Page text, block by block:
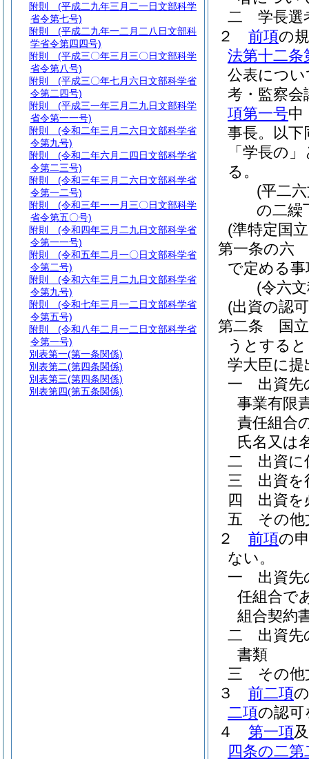
二
学長選
２
前項の
法第十二条
公表につ
考・監察会
項第一号中
事長。以下
「学長の
る。
(平二
の二繰
(準特定国
第一条の六
で定める
(令六
(出資の認
第二条
国
うとする
学大臣に
一
出資先
事業有限
責任組合
氏名又は
二
出資に
三
出資を
四
出資を
五
その
２
前項の
ない。
一
出資先
任組合で
組合契約
二
出資先
書類
三
その
３
前二項
二項の認可
４
第一項
四条の二第
附則
(平成二九年三月二一日文部科学
省令第七号)
附則
(平成二九年一二月二八日文部科
学省令第四四号)
附則
(平成三〇年三月三〇日文部科学
省令第八号)
附則
(平成三〇年七月六日文部科学省
令第二四号)
附則
(平成三一年三月二九日文部科学
省令第一一号)
附則
(令和二年三月二六日文部科学省
令第九号)
附則
(令和二年六月二四日文部科学省
令第二三号)
附則
(令和三年三月二六日文部科学省
令第一二号)
附則
(令和三年一一月三〇日文部科学
省令第五〇号)
附則
(令和四年三月二九日文部科学省
令第一一号)
附則
(令和五年二月一〇日文部科学省
令第二号)
附則
(令和六年三月二九日文部科学省
令第九号)
附則
(令和七年三月一二日文部科学省
令第五号)
附則
(令和八年二月一二日文部科学省
令第一号)
別表第一(第一条関係)
別表第二(第四条関係)
別表第三(第四条関係)
別表第四(第五条関係)